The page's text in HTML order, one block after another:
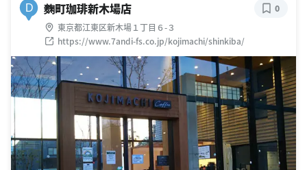
D 麴町珈琲新木場店
東京都江東区新木場１丁目６-３
https://www.7andi-fs.co.jp/kojimachi/shinkiba/
0